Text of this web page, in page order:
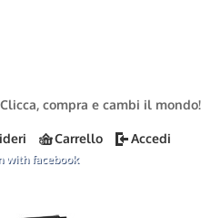
Clicca, compra e cambi il mondo!
Carrello Accedi
with facebook